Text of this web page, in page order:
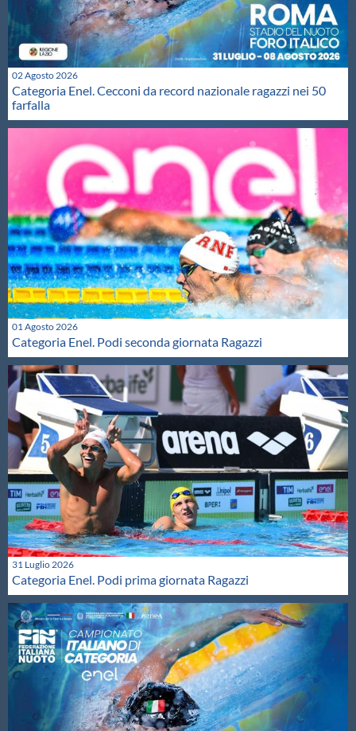
02 Agosto 2026
Categoria Enel. Cecconi da record nazionale ragazzi nei 50
farfalla
01 Agosto 2026
Categoria Enel. Podi seconda giornata Ragazzi
31 Luglio 2026
Categoria Enel. Podi prima giornata Ragazzi